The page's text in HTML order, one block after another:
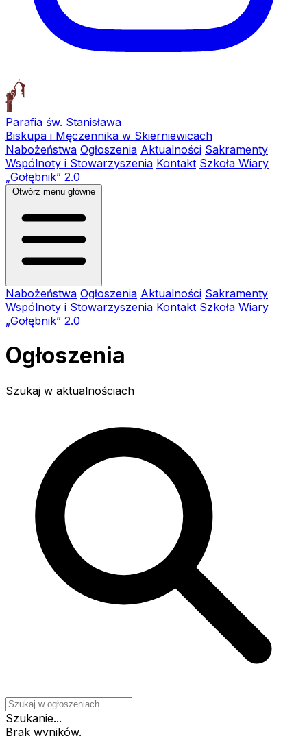
Parafia św. Stanisława
Biskupa i Męczennika w Skierniewicach
Nabożeństwa Ogłoszenia Aktualności Sakramenty
Wspólnoty i Stowarzyszenia Kontakt Szkoła Wiary
„Gołębnik” 2.0
Otwórz menu główne
Nabożeństwa Ogłoszenia Aktualności Sakramenty
Wspólnoty i Stowarzyszenia Kontakt Szkoła Wiary
„Gołębnik” 2.0
Ogłoszenia
Szukaj w aktualnościach
Szukanie...
Brak wyników.